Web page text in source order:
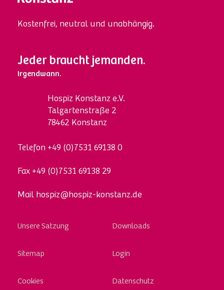
Kostenfrei, neutral und unabhängig.
Jeder braucht jemanden.
Irgendwann.
Hospiz Konstanz e.V.
Talgartenstraße 2
78462 Konstanz
Telefon +49 (0)7531 69138 0
Fax +49 (0)7531 69138 29
Mail hospiz@hospiz-konstanz.de
to
Unsere Satzung Downloads
Sitemap Login
Cookies Datenschutz